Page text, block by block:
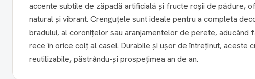
accente subtile de zăpadă artificială și fructe roșii de pădure,
natural și vibrant. Crenguțele sunt ideale pentru a completa
bradului, al coronițelor sau aranjamentelor de perete, aducând
rece în orice colț al casei. Durabile și ușor de întreținut, aceste
reutilizabile, păstrându-și prospețimea an de an.